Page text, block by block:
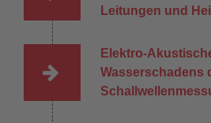
Leitungen und
Elektro-
Wasserschadens